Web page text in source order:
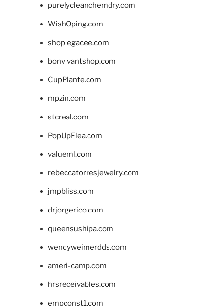
purelycleanchemdry.com
WishOping.com
shoplegacee.com
bonvivantshop.com
CupPlante.com
mpzin.com
stcreal.com
PopUpFlea.com
valueml.com
rebeccatorresjewelry.com
jmpbliss.com
drjorgerico.com
queensushipa.com
wendyweimerdds.com
ameri-camp.com
hrsreceivables.com
empconst1.com